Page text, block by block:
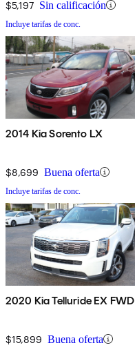
$5,197 Sin calificación
Incluye tarifas de conc.
2014 Kia Sorento LX
$8,699 Buena oferta
Incluye tarifas de conc.
2020 Kia Telluride EX FWD
$15,899 Buena oferta